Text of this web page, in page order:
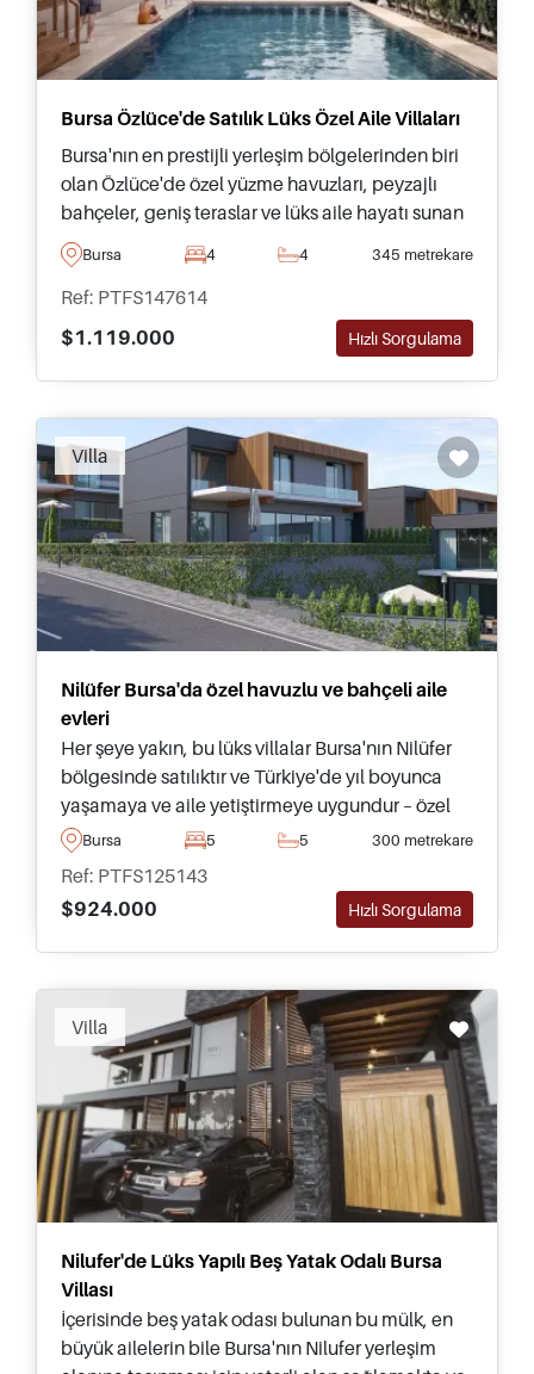
Bursa Özlüce'de Satılık Lüks Özel Aile Villaları
Bursa'nın en prestijli yerleşim bölgelerinden biri
olan Özlüce'de özel yüzme havuzları, peyzajlı
bahçeler, geniş teraslar ve lüks aile hayatı sunan
özel Özlüce villaları satışta.
Bursa 4 4 345 metrekare
Ref: PTFS147614
$1.119.000
Hızlı Sorgulama
Villa
Nilüfer Bursa'da özel havuzlu ve bahçeli aile
evleri
Her şeye yakın, bu lüks villalar Bursa'nın Nilüfer
bölgesinde satılıktır ve Türkiye'de yıl boyunca
yaşamaya ve aile yetiştirmeye uygundur – özel
bahçeler ve büyük yüzme havuzları ile
Bursa 5 5 300 metrekare
Ref: PTFS125143
$924.000
Hızlı Sorgulama
Villa
Nilufer'de Lüks Yapılı Beş Yatak Odalı Bursa
Villası
İçerisinde beş yatak odası bulunan bu mülk, en
büyük ailelerin bile Bursa'nın Nilufer yerleşim